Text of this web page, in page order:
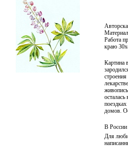
Работа
краю
Картина
домов.
В России
Для